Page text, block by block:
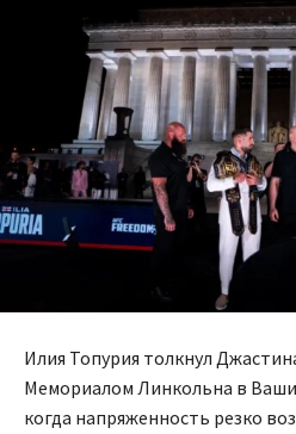
Илия Топурия толкнул
Мемориалом Линкольна в
когда напряженность резко